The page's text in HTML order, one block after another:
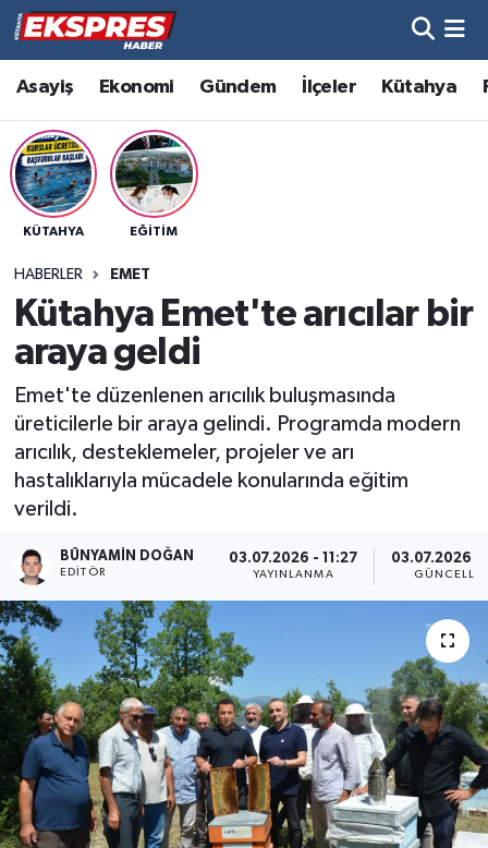
Asayiş Ekonomi Gündem İlçeler Kütahya
KÜTAHYA EĞITIM
HABERLER EMET
Kütahya Emet'te arıcılar bir
araya geldi
Emet'te düzenlenen arıcılık buluşmasında
üreticilerle bir araya gelindi. Programda modern
arıcılık, desteklemeler, projeler ve arı
hastalıklarıyla mücadele konularında eğitim
verildi.
BÜNYAMIN DOĞAN
EDITÖR
03.07.2026 - 11:27
YAYINLANMA
03.07.2026 -
Altıntaş
Asayiş
Aslanapa
Bölge
Çavdarhisar
Domaniç
Dumlupınar
Ekonomi
Emet
Foto Galeri
Gediz
Hava Durumu
Trafik Durumu
Süper Lig Puan Durumu ve Fikstür
Son Dakika Haberleri
Haber Arşivi